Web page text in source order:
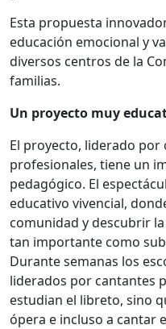
Esta propuesta
educación emocional y
diversos centros de la
familias.
Un proyecto muy
El proyecto, liderado por
profesionales, tiene un
pedagógico. El
educativo vivencial,
comunidad y descubrir
tan importante como
Durante semanas los
liderados por cantantes
estudian el libreto, sino
ópera e incluso a cantar